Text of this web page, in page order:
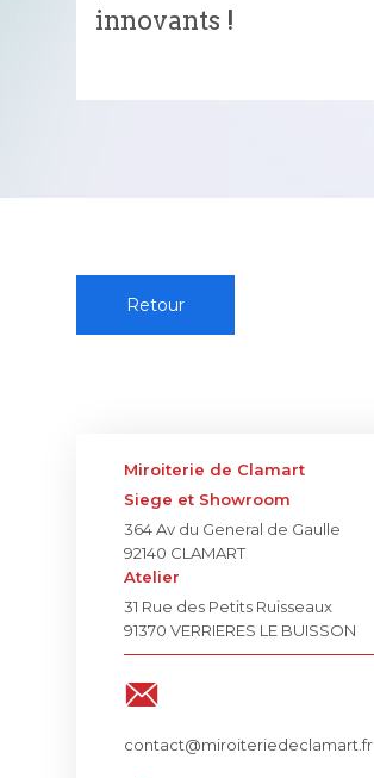
innovants !
Retour
Miroiterie de Clamart
Siege et Showroom
364 Av du General de Gaulle
92140 CLAMART
Atelier
31 Rue des Petits Ruisseaux
91370 VERRIERES LE BUISSON
contact@miroiteriedeclamart.fr